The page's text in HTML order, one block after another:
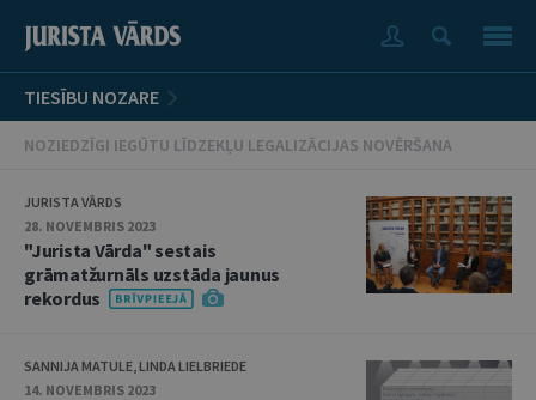
TIESĪBU NOZARE
NOZIEDZĪGI IEGŪTU LĪDZEKĻU LEGALIZĀCIJAS NOVĒRŠANA
JURISTA VĀRDS
28. NOVEMBRIS 2023
"Jurista Vārda" sestais
grāmatžurnāls uzstāda jaunus
rekordus
SANNIJA MATULE, LINDA LIELBRIEDE
14. NOVEMBRIS 2023